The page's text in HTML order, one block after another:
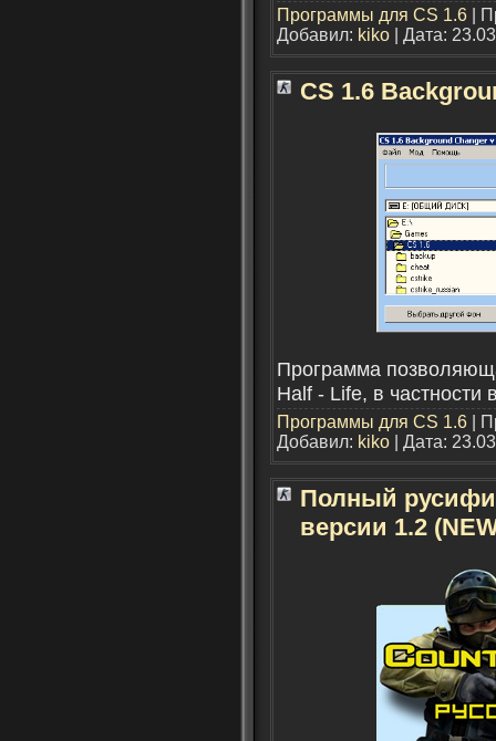
Программы для CS 1.6 |
Добавил: kiko | Дата:
CS 1.6
Программа
Half - Life, в частности
Программы для CS 1.6 |
Добавил: kiko | Дата:
Полный
версии 1.2